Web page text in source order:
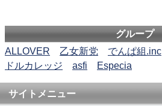
グループ
ALLOVER
乙女新党 でんぱ組.inc
ドルカレッジ
asfi Especia
サイトメニュー